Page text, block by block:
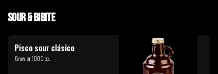
Sour & Bibite
Pisco sour clásico
Growler 1000 cc.